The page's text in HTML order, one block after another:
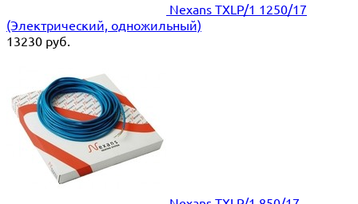
Nexans TXLP/1 1250/17
(Электрический, одножильный)
13230 руб.